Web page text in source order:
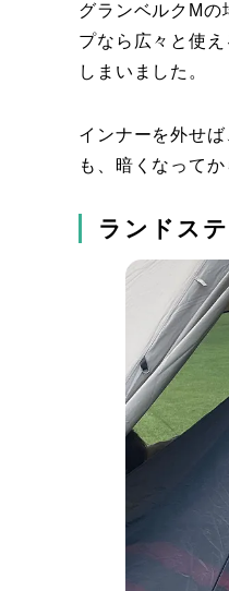
グランベルクM
プなら広々と使
しまいました。
インナーを外せ
も、暗くなって
ランドス